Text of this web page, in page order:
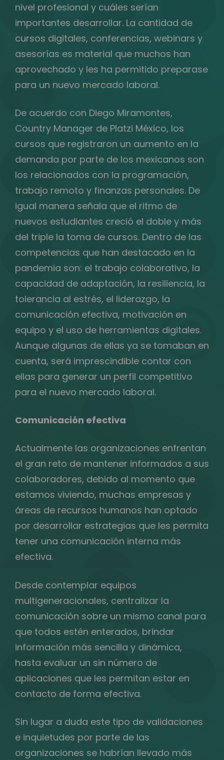
nivel profesional y cuáles serían
importantes desarrollar. La cantidad de
cursos digitales, conferencias, webinars y
asesorías es material que muchos han
aprovechado y les ha permitido preparase
para un nuevo mercado laboral.
De acuerdo con Diego Miramontes,
Country Manager de Platzi México, los
cursos que registraron un aumento en la
demanda por parte de los mexicanos son
los relacionados con la programación,
trabajo remoto y finanzas personales. De
igual manera señala que el ritmo de
nuevos estudiantes creció el doble y más
del triple la toma de cursos. Dentro de las
competencias que han destacado en la
pandemia son: el trabajo colaborativo, la
capacidad de adaptación, la resiliencia, la
tolerancia al estrés, el liderazgo, la
comunicación efectiva, motivación en
equipo y el uso de herramientas digitales.
Aunque algunas de ellas ya se tomaban en
cuenta, será imprescindible contar con
ellas para generar un perfil competitivo
para el nuevo mercado laboral.
Comunicación efectiva
Actualmente las organizaciones enfrentan
el gran reto de mantener informados a sus
colaboradores, debido al momento que
estamos viviendo, muchas empresas y
áreas de recursos humanos han optado
por desarrollar estrategias que les permita
tener una comunicación interna más
efectiva.
Desde contemplar equipos
multigeneracionales, centralizar la
comunicación sobre un mismo canal para
que todos estén enterados, brindar
información más sencilla y dinámica,
hasta evaluar un sin número de
aplicaciones que les permitan estar en
contacto de forma efectiva.
Sin lugar a duda este tipo de validaciones
e inquietudes por parte de las
organizaciones se habrían llevado más